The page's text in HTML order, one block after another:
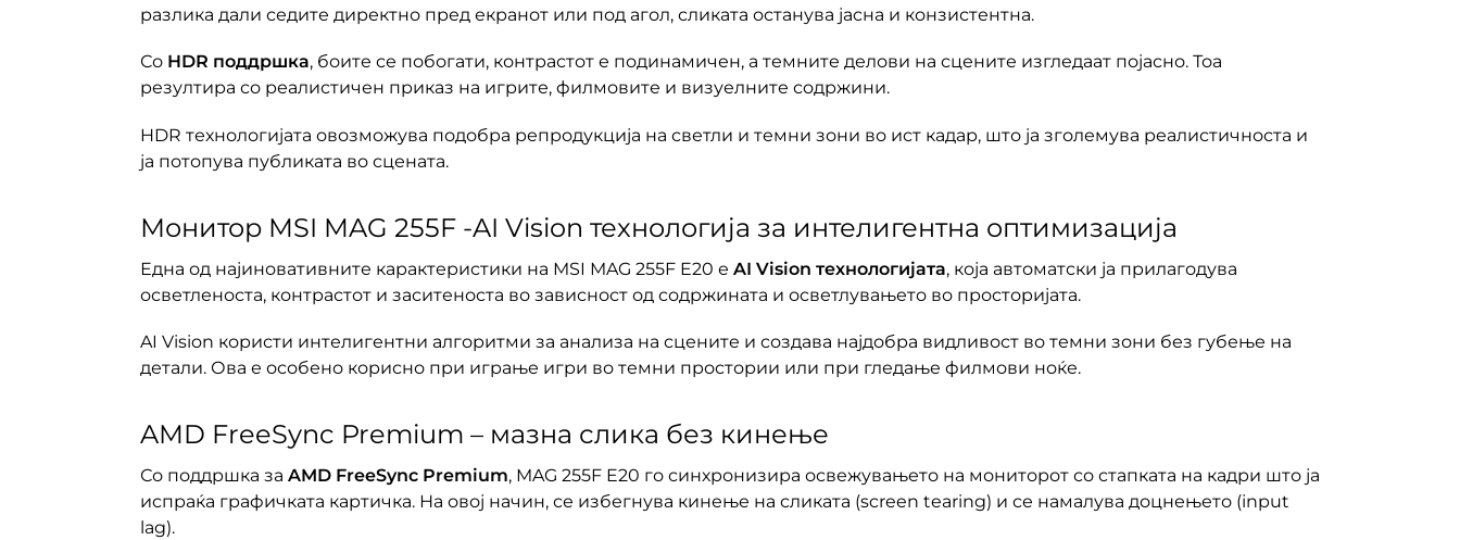
разлика дали седите директно пред екранот или под агол, сликата останува јасна и конзистентна.
Со HDR поддршка, боите се побогати, контрастот е подинамичен, а темните делови на сцените изгледаат појасно. Тоа
резултира со реалистичен приказ на игрите, филмовите и визуелните содржини.
HDR технологијата овозможува подобра репродукција на светли и темни зони во ист кадар, што ја зголемува реалистичноста и
ја потопува публиката во сцената.
Монитор MSI MAG 255F -AI Vision технологија за интелигентна оптимизација
Една од најиновативните карактеристики на MSI MAG 255F E20 е AI Vision технологијата, која автоматски ја прилагодува
осветленоста, контрастот и заситеноста во зависност од содржината и осветлувањето во просторијата.
AI Vision користи интелигентни алгоритми за анализа на сцените и создава најдобра видливост во темни зони без губење на
детали. Ова е особено корисно при играње игри во темни простории или при гледање филмови ноќе.
AMD FreeSync Premium – мазна слика без кинење
Со поддршка за AMD FreeSync Premium, MAG 255F E20 го синхронизира освежувањето на мониторот со стапката на кадри што ја
испраќа графичката картичка. На овој начин, се избегнува кинење на сликата (screen tearing) и се намалува доцнењето (input
lag).